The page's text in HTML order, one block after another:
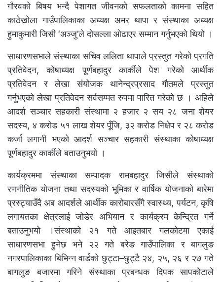
गौरवको बिषय भन्दै पेशागत जीवनको सफलताको कामना सहित
काठेखोला गाउँपालिकाका अध्यक्ष अमर थापा र संस्थाका अध्यक्ष
हुमाकुमारी जिसी ‘अञ्जु’ले दोसल्ला ओढाएर सम्मान गर्नुभएको थियो ।
साधारणसभाले संस्थाका सचिव ललिता थापाले प्रस्तुत गरेको प्रगति
प्रतिवेदन, कोषाध्यक्ष पूर्णबहादुर कार्कीले पेश गरेको आर्थीक
प्रतिवेदन र लेखा संयोजक थानेन्द्रप्रसाद गौतमले प्रस्तुत
गर्नुभएको लेखा प्रतिवेदन सर्वसम्मत रुपमा पारित गरेको छ । अहिले
आदर्श सञ्चार सहकारी संस्थामा २ हजार २ सय २८ जना शेयर
सदस्य, ४ करोड ५१ लाख शेयर पूँजि, ३२ करोड निक्षेप र २८ करोड
कर्जा लगानी भएको आदर्श सञ्चार सहकारी संस्थाका कोषाध्यक्ष
पूर्णबहादुर कार्कीले बताउनुभयो ।
कार्यक्रममा संस्थाका सम्पादक रामबहादुर जिसीले संस्थाको
रणनीतिक योजना तथा सदस्यको भूमिका र वार्षिक योजनाको बारेमा
प्रस्ट्याउँदै अब आदर्शले आर्थीक कारोबारसँगै स्वास्थ्य, पर्यटन, कृषि
लगायतका क्षेत्रलाई जोडेर अभियान र कार्यक्रम केन्द्रित गर्ने
बताउनुभयो ।संस्थाको २१ गते आइतबार गलकोटमा एकाई
साधारणसभा हुनेछ भने २२ गते बरेङ गाउँपालिका र बागलुङ
नगरपालिकाका बिभिन्न वार्डको छुट्टा–छुट्टै २४, २५, २६ र २७ गते
बागलुङ बजारमा गरिने संस्थाका प्रबन्धक दिपक सापकोटाले